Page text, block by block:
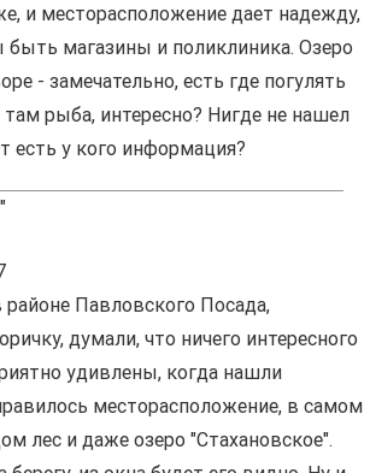
и месторасположение дает надежду,
магазины и поликлиника. Озеро
- замечательно, есть где погулять
рыба, интересно? Нигде не нашел
есть у кого информация?
районе Павловского Посада,
думали, что ничего интересного
удивлены, когда нашли
месторасположение, в самом
лес и даже озеро "Стахановское".